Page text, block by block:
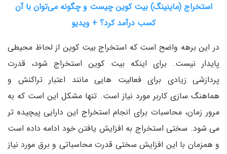
استخراج (ماینینگ) بیت کوین چیست و چگونه می‌توان با آن
کسب درآمد کرد؟ + ویدیو
در این برهه واضح است که استخراج بیت کوین از لحاظ محیطی
پایدار نیست. برای اینکه بیت کوین استخراج شود، قدرت
پردازشی زیادی برای فعالیت هایی مانند اعتبار تراکنش و
هماهنگ سازی کاربر مورد نیاز است. تنها مشکل این است که به
مرور زمان، محاسبات برای انجام استخراج این دارایی پیچیده تر
می شود. سختی استخراج به افزایش یافتن خود ادامه داده است
و همزمان با این افزایش سختی قدرت محاسباتی و برق مورد نیاز